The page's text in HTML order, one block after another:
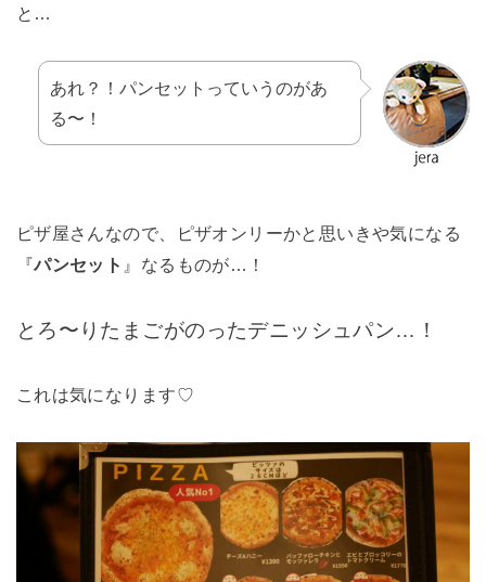
と…
あれ？！パンセットっていうのがあ
る〜！
ピザ屋さんなので、ピザオンリーかと思いきや気になる
『パンセット 』なるものが…！
とろ〜りたまごがのったデニッシュパン…！
これは気になります♡